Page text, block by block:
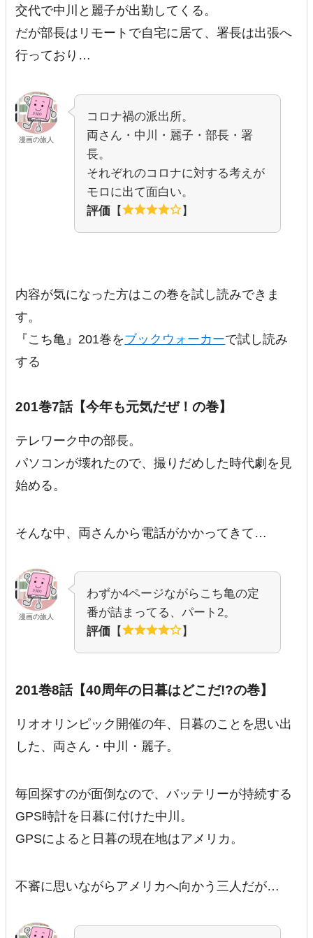
交代で中川と麗子が出勤してくる。
だが部長はリモートで自宅に居て、署長は出張へ
行っており…
漫画の旅人
コロナ禍の派出所。
両さん・中川・麗子・部長・署
長。
それぞれのコロナに対する考えが
モロに出て面白い。
評価 【 】
内容が気になった方はこの巻を試し読みできま
す。
『こち亀』201巻をブックウォーカーで試し読み
する
201巻7話【今年も元気だぜ！の巻】
テレワーク中の部長。
パソコンが壊れたので、撮りだめした時代劇を見
始める。
そんな中、両さんから電話がかかってきて…
漫画の旅人
わずか4ページながらこち亀の定
番が詰まってる、パート2。
評価 【 】
201巻8話【40周年の日暮はどこだ!?の巻】
リオオリンピック開催の年、日暮のことを思い出
した、両さん・中川・麗子。
毎回探すのが面倒なので、バッテリーが持続する
GPS時計を日暮に付けた中川。
GPSによると日暮の現在地はアメリカ。
不審に思いながらアメリカへ向かう三人だが…